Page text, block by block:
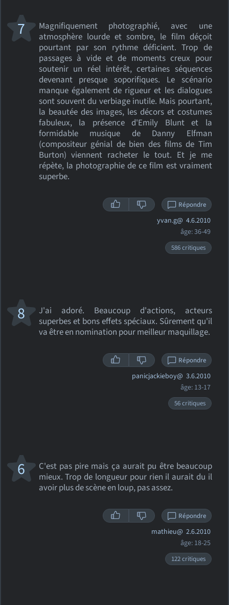
Magnifiquement photographié, avec une
atmosphère lourde et sombre, le film déçoit
pourtant par son rythme déficient. Trop de
passages à vide et de moments creux pour
soutenir un réel intérêt, certaines séquences
devenant presque soporifiques. Le scénario
manque également de rigueur et les dialogues
sont souvent du verbiage inutile. Mais pourtant,
la beautée des images, les décors et costumes
fabuleux, la présence d'Emily Blunt et la
formidable musique de Danny Elfman
(compositeur génial de bien des films de Tim
Burton) viennent racheter le tout. Et je me
répète, la photographie de ce film est vraiment
superbe.
7
Répondre
yvan.g@ 4.6.2010
âge: 36-49
586 critiques
J'ai adoré. Beaucoup d'actions, acteurs
superbes et bons effets spéciaux. Sûrement qu'il
va être en nomination pour meilleur maquillage.
8
Répondre
panicjackieboy@ 3.6.2010
âge: 13-17
56 critiques
C'est pas pire mais ça aurait pu être beaucoup
mieux. Trop de longueur pour rien il aurait du il
avoir plus de scène en loup, pas assez.
6
Répondre
mathieu@ 2.6.2010
âge: 18-25
122 critiques